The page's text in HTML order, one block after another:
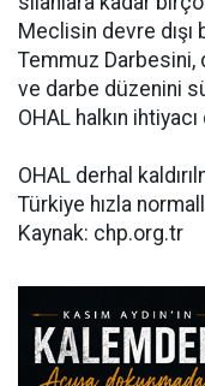
Meclisin devre dışı
Temmuz Darbesini,
ve darbe düzenini
OHAL halkın
OHAL derhal
Türkiye hızla
Kaynak: chp.org.tr